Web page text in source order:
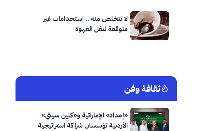
لا تتخلص منه .. استخدامات غير
متوقعة لتفل القهوة
ثقافة وفن
«إمداد» الإماراتية و«كلين سيتي»
الأردنية تؤسسان شراكة استراتيجية